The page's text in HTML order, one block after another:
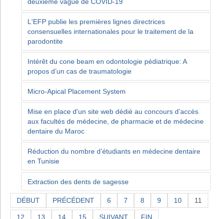
L'EFP publie les premières lignes directrices
consensuelles internationales pour le traitement de la
parodontite
Intérêt du cone beam en odontologie pédiatrique: A
propos d’un cas de traumatologie
Micro-Apical Placement System
Mise en place d'un site web dédié au concours d’accès
aux facultés de médecine, de pharmacie et de médecine
dentaire du Maroc
Réduction du nombre d’étudiants en médecine dentaire
en Tunisie
Extraction des dents de sagesse
DÉBUT PRÉCÉDENT 6 7 8 9 10 11
12 13 14 15 SUIVANT FIN